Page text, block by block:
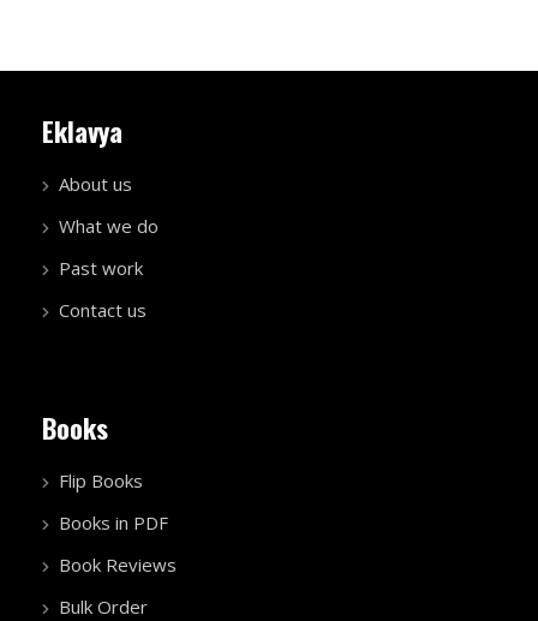
Eklavya
About us
What we do
Past work
Contact us
Books
Flip Books
Books in PDF
Book Reviews
Bulk Order